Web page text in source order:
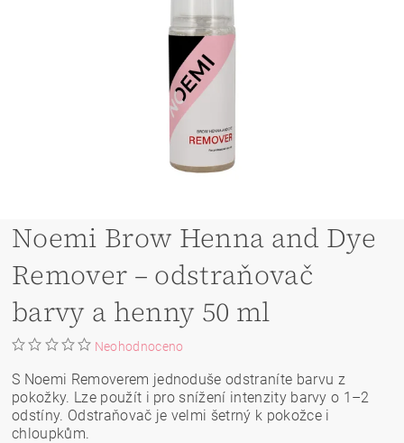
Noemi Brow Henna and Dye
Remover – odstraňovač
barvy a henny 50 ml
Neohodnoceno
S Noemi Removerem jednoduše odstraníte barvu z
pokožky. Lze použít i pro snížení intenzity barvy o 1–2
odstíny. Odstraňovač je velmi šetrný k pokožce i
chloupkům.